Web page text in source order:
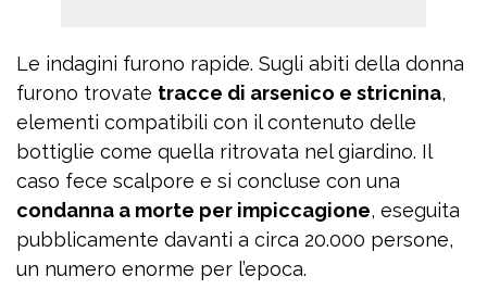
Le indagini furono rapide. Sugli abiti della donna
furono trovate tracce di arsenico e stricnina,
elementi compatibili con il contenuto delle
bottiglie come quella ritrovata nel giardino. Il
caso fece scalpore e si concluse con una
condanna a morte per impiccagione, eseguita
pubblicamente davanti a circa 20.000 persone,
un numero enorme per l’epoca.